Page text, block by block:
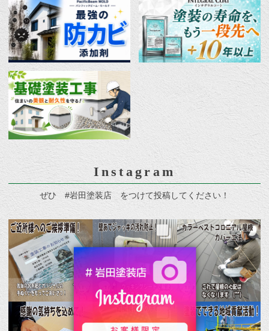
Instagram
ぜひ #岩田塗装店 をつけて投稿してください！